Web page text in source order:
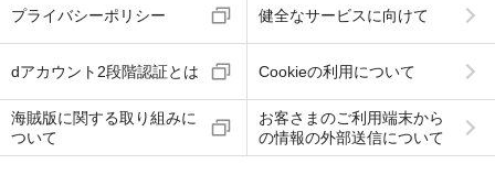
プライバシーポリシー 健全なサービスに向けて
dアカウント2段階認証とは Cookieの利用について
海賊版に関する取り組みに
ついて
お客さまのご利用端末から
の情報の外部送信について